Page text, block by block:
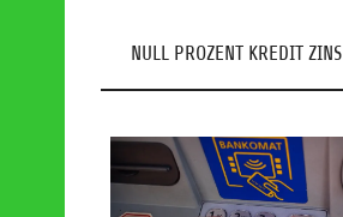
NULL PROZENT KREDIT ZINS